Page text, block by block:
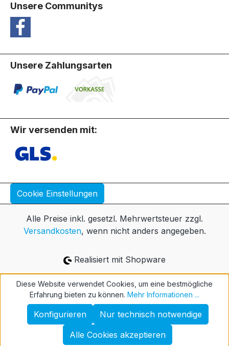
Unsere Communitys
Unsere Zahlungsarten
Wir versenden mit:
Cookie Einstellungen
Alle Preise inkl. gesetzl. Mehrwertsteuer zzgl.
Versandkosten, wenn nicht anders angegeben.
Realisiert mit Shopware
Diese Website verwendet Cookies, um eine bestmögliche
Erfahrung bieten zu können. Mehr Informationen ...
Nur technisch notwendige
Konfigurieren
Alle Cookies akzeptieren